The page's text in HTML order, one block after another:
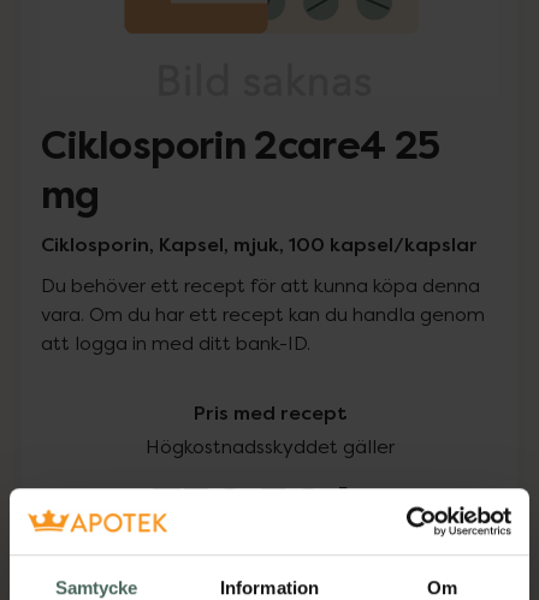
Samtycke Information Om
Ciklosporin 2care4 25
mg
Ciklosporin, Kapsel, mjuk, 100 kapsel/kapslar
Du behöver ett recept för att kunna köpa denna
vara. Om du har ett recept kan du handla genom
att logga in med ditt bank-ID.
Pris med recept
Högkostnadsskyddet gäller
758,58 kr
I apotek:758,58 kr